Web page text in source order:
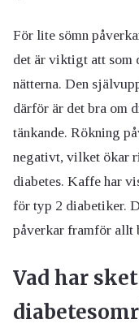
För lite sömn
det är viktigt att som
nätterna. Den
därför är det bra om
tänkande. Rökning
negativt, vilket ökar
diabetes. Kaffe har
för typ 2 diabetiker.
påverkar framför allt
Vad har